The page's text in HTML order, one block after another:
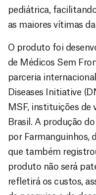
pediátrica,
as maiores vítimas
O produto foi
de Médicos Sem
parceria
Diseases Initiative
MSF, instituições de
Brasil. A produção
por Farmanguinhos,
que também
produto não será
refletirá os custos,